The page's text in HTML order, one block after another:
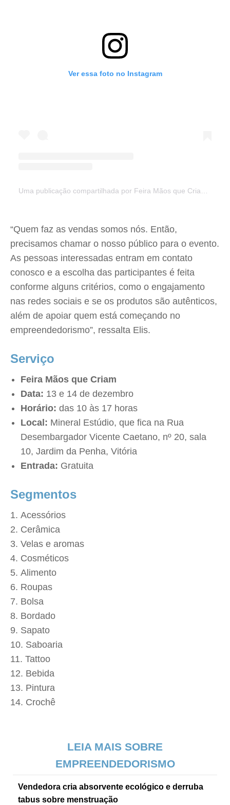
Ver essa foto no Instagram
Uma publicação compartilhada por Feira Mãos que Criam | Vitória (@maosquecriamfeira)
“Quem faz as vendas somos nós. Então,
precisamos chamar o nosso público para o evento.
As pessoas interessadas entram em contato
conosco e a escolha das participantes é feita
conforme alguns critérios, como o engajamento
nas redes sociais e se os produtos são autênticos,
além de apoiar quem está começando no
empreendedorismo”, ressalta Elis.
Serviço
Feira Mãos que Criam
Data: 13 e 14 de dezembro
Horário: das 10 às 17 horas
Local: Mineral Estúdio, que fica na Rua
Desembargador Vicente Caetano, nº 20, sala
10, Jardim da Penha, Vitória
Entrada: Gratuita
Segmentos
Acessórios
Cerâmica
Velas e aromas
Cosméticos
Alimento
Roupas
Bolsa
Bordado
Sapato
Saboaria
Tattoo
Bebida
Pintura
Crochê
LEIA MAIS SOBRE
EMPREENDEDORISMO
Vendedora cria absorvente ecológico e derruba
tabus sobre menstruação